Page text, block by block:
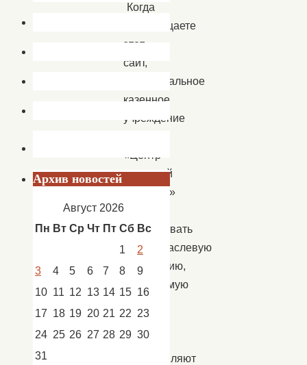
Когда
вы посещаете
этот
сайт,
Муниципальное
казенное
учреждение
«Центр
народной
культуры»
может
использовать
общеотраслевую
технологию,
называемую
cookie
представляют
Архив новостей
Август 2026
Пн Вт Ср Чт Пт Сб Вс
1
2
3
4 5 6 7 8
9
10 11 12 13 14 15 16
17 18 19 20 21 22 23
24 25 26 27 28 29 30
31